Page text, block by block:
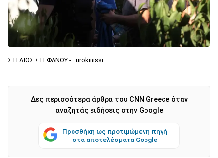
ΣΤΕΛΙΟΣ ΣΤΕΦΑΝΟΥ - Eurokinissi
Δες περισσότερα άρθρα του CNN Greece όταν
αναζητάς ειδήσεις στην Google
Προσθήκη ως προτιμώμενη πηγή
στα αποτελέσματα Google